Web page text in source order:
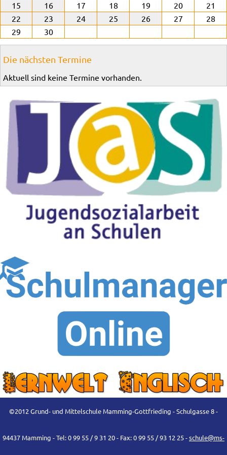
15
16 17 18 19 20
21
22
23 24 25 26 27
28
29
30
Die nächsten Termine
Aktuell sind keine Termine vorhanden.
©2012 Grund- und Mittelschule Mamming-Gottfrieding - Schulgasse 8 -
94437 Mamming - Tel: 0 99 55 / 9 31 20 - Fax: 0 99 55 / 93 12 25 -schule@ms-